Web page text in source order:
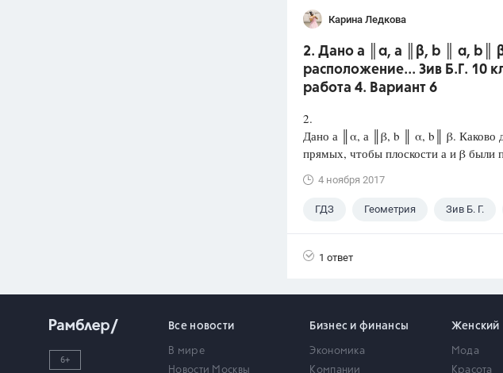
Карина Ледкова
2. Дано а ║α, а ║β, b ║ α, b║
расположение... Зив Б.Г. 10
работа 4. Вариант 6
2.
Дано а ║α, а ║β, b ║ α, b║ β. Каково
прямых, чтобы плоскости а и β были
4 ноября 2017
ГДЗ Геометрия Зив Б. Г.
1 ответ
6+
Все новости
В мире
Новости Москвы
Бизнес и финансы
Экономика
Компании
Женский
Мода
Красота